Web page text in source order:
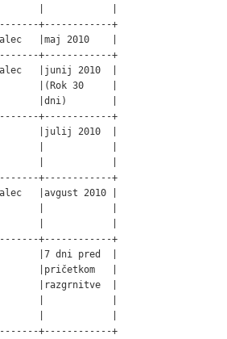
|            |
+------------+
|maj 2010    |
+------------+
|junij 2010  |
|(Rok 30     |
|dni)        |
+------------+
|julij 2010  |
|            |
|            |
+------------+
|avgust 2010 |
|            |
|            |
+------------+
|7 dni pred  |
|pričetkom   |
|razgrnitve  |
|            |
|            |
+------------+